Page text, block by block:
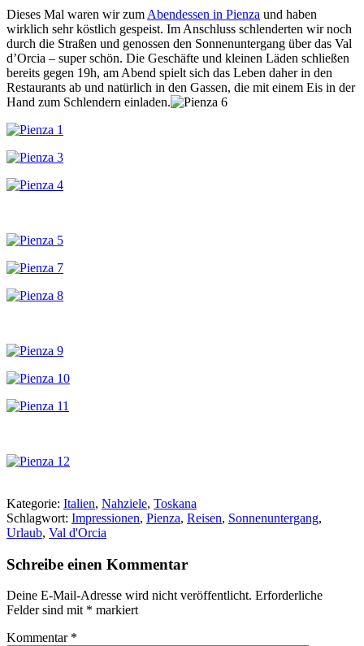
Dieses Mal waren wir zum Abendessen in Pienza und haben
wirklich sehr köstlich gespeist. Im Anschluss schlenderten wir noch
durch die Straßen und genossen den Sonnenuntergang über das Val
d’Orcia – super schön. Die Geschäfte und kleinen Läden schließen
bereits gegen 19h, am Abend spielt sich das Leben daher in den
Restaurants ab und natürlich in den Gassen, die mit einem Eis in der
Hand zum Schlendern einladen.
Kategorie: Italien, Nahziele, Toskana
Schlagwort: Impressionen, Pienza, Reisen, Sonnenuntergang,
Urlaub, Val d'Orcia
Schreibe einen Kommentar
Deine E-Mail-Adresse wird nicht veröffentlicht. Erforderliche
Felder sind mit * markiert
Kommentar *